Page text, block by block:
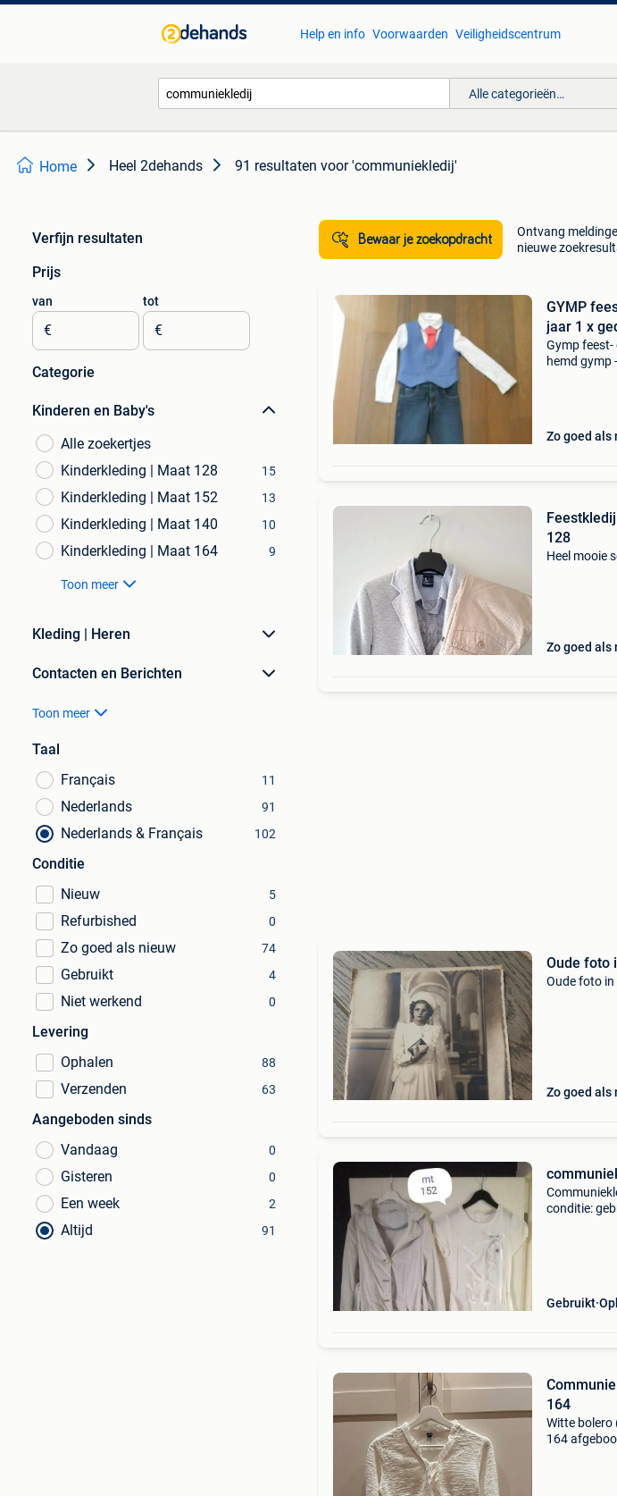
Help en info Voorwaarden Veiligheidscentrum
Alle categorieën…
Home Heel 2dehands 91 resultaten voor 'communiekledij'
Verfijn resultaten
Prijs
van
€
tot
€
Categorie
Kinderen en Baby's
Alle zoekertjes
Kinderkleding | Maat 128
15
Kinderkleding | Maat 152 13
Kinderkleding | Maat 140 10
Kinderkleding | Maat 164 9
Toon meer
Kleding | Heren
Contacten en Berichten
Toon meer
Taal
Français
11
Nederlands 91
Nederlands & Français 102
Conditie
Nieuw
5
Refurbished 0
Zo goed als nieuw 74
Gebruikt 4
Niet werkend 0
Levering
Ophalen
88
Verzenden 63
Aangeboden sinds
Vandaag
0
Gisteren 0
Een week 2
Altijd 91
Bewaar je zoekopdracht
Ontvang
nieuwe
GYMP
jaar 1 x
Gymp
hemd gymp
Zo goed als
128
Heel mooie
Zo goed als
Oude foto
Oude foto
Zo goed als
conditie:
Gebruikt
164
Witte bolero
164